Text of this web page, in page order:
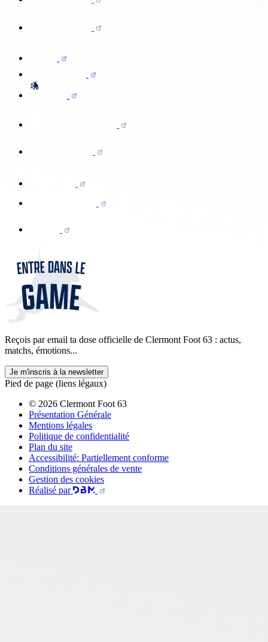
Reçois par email ta dose officielle de Clermont Foot 63 : actus,
matchs, émotions...
Je m'inscris à la newsletter
Pied de page (liens légaux)
© 2026 Clermont Foot 63
Présentation Générale
Mentions légales
Politique de confidentialité
Plan du site
Accessibilité: Partiellement conforme
Conditions générales de vente
Gestion des cookies
Réalisé par